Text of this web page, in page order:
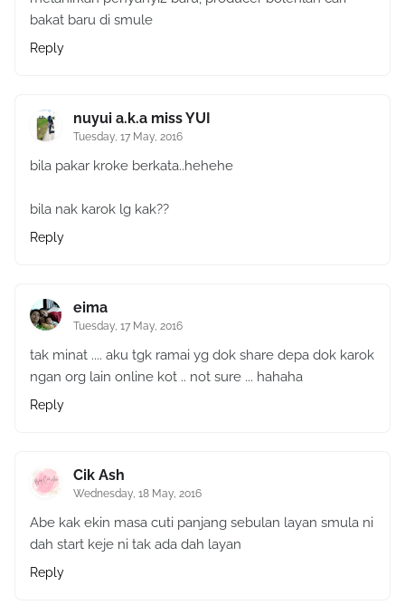
bakat baru di smule
Reply
nuyui a.k.a miss YUI
Tuesday, 17 May, 2016
bila pakar kroke berkata..hehehe
bila nak karok lg kak??
Reply
eima
Tuesday, 17 May, 2016
tak minat .... aku tgk ramai yg dok share depa dok karok
ngan org lain online kot .. not sure ... hahaha
Reply
Cik Ash
Wednesday, 18 May, 2016
Abe kak ekin masa cuti panjang sebulan layan smula ni
dah start keje ni tak ada dah layan
Reply